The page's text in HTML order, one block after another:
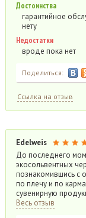
Достоинства
гарантийное
нету
Недостатки
вроде пока нет
Поделиться:
Ссылка на отзыв
Edelweis
До последнего
экосольвентных
познакомившись с
по плечу и по
сувенирную
Весь отзыв